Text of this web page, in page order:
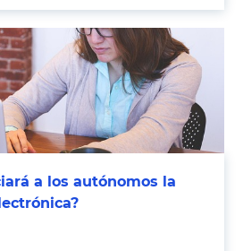
a los autónomos la